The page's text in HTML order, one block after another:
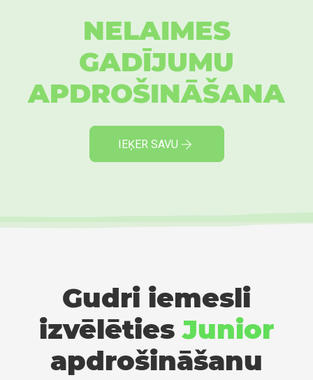
NELAIMES
GADĪJUMU
APDROŠINĀŠANA
IEĶER SAVU
Gudri iemesli
izvēlēties Junior
apdrošināšanu